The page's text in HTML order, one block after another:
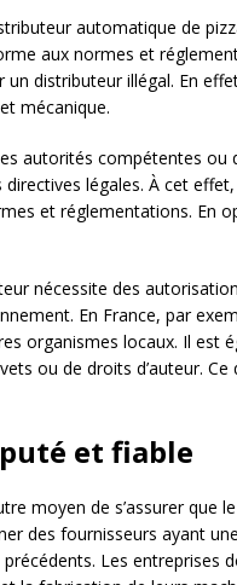
automatique de
aux normes et
distributeur illégal. En
mécanique.
autorités compétentes ou
légales. À cet effet,
et réglementations. En
nécessite des
En France, par
organismes locaux. Il est
ou de droits d’auteur.
et fiable
moyen de s’assurer que
des fournisseurs ayant
Les entreprises